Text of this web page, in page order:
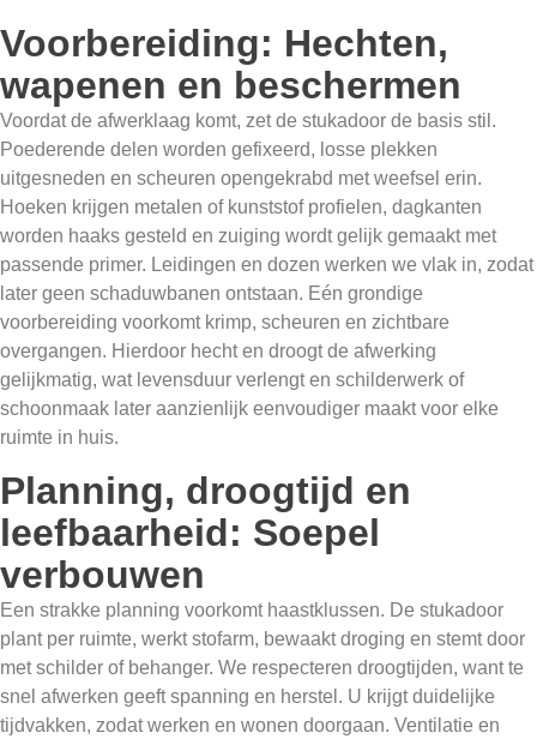
Voorbereiding: Hechten,
wapenen en beschermen
Voordat de afwerklaag komt, zet de stukadoor de basis stil.
Poederende delen worden gefixeerd, losse plekken
uitgesneden en scheuren opengekrabd met weefsel erin.
Hoeken krijgen metalen of kunststof profielen, dagkanten
worden haaks gesteld en zuiging wordt gelijk gemaakt met
passende primer. Leidingen en dozen werken we vlak in, zodat
later geen schaduwbanen ontstaan. Eén grondige
voorbereiding voorkomt krimp, scheuren en zichtbare
overgangen. Hierdoor hecht en droogt de afwerking
gelijkmatig, wat levensduur verlengt en schilderwerk of
schoonmaak later aanzienlijk eenvoudiger maakt voor elke
ruimte in huis.
Planning, droogtijd en
leefbaarheid: Soepel
verbouwen
Een strakke planning voorkomt haastklussen. De stukadoor
plant per ruimte, werkt stofarm, bewaakt droging en stemt door
met schilder of behanger. We respecteren droogtijden, want te
snel afwerken geeft spanning en herstel. U krijgt duidelijke
tijdvakken, zodat werken en wonen doorgaan. Ventilatie en